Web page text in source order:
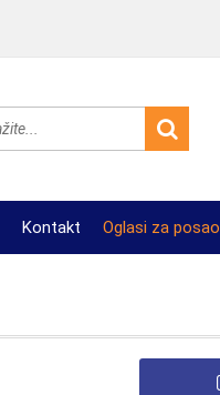
Kontakt Oglasi za posao